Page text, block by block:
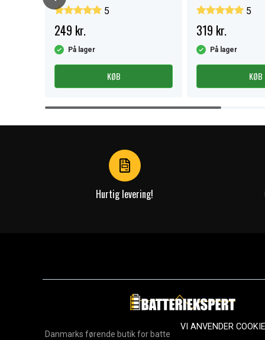
5
249 kr.
På lager
KØB
5
319 kr.
På lager
KØB
Item
Hurtig levering!
Danmarks førende butik for batterier, opladere og
VI ANVENDER